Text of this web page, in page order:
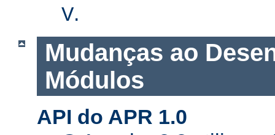
V.
Mudanças ao
Módulos
API do APR 1.0